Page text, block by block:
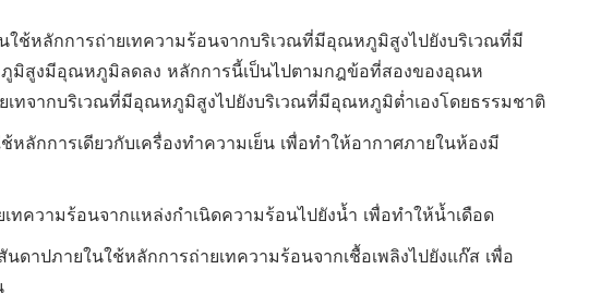
ใช้หลักการถ่ายเทความร้อนจากบริเวณที่มีอุณหภูมิสูงไปยังบริเวณที่มี
สูงมีอุณหภูมิลดลง หลักการนี้เป็นไปตามกฎข้อที่สองของอุณห
เทจากบริเวณที่มีอุณหภูมิสูงไปยังบริเวณที่มีอุณหภูมิต่ำเองโดยธรรมชาติ
หลักการเดียวกับเครื่องทำความเย็น เพื่อทำให้อากาศภายในห้องมี
ทความร้อนจากแหล่งกำเนิดความร้อนไปยังน้ำ เพื่อทำให้น้ำเดือด
ดาปภายในใช้หลักการถ่ายเทความร้อนจากเชื้อเพลิงไปยังแก๊ส เพื่อ